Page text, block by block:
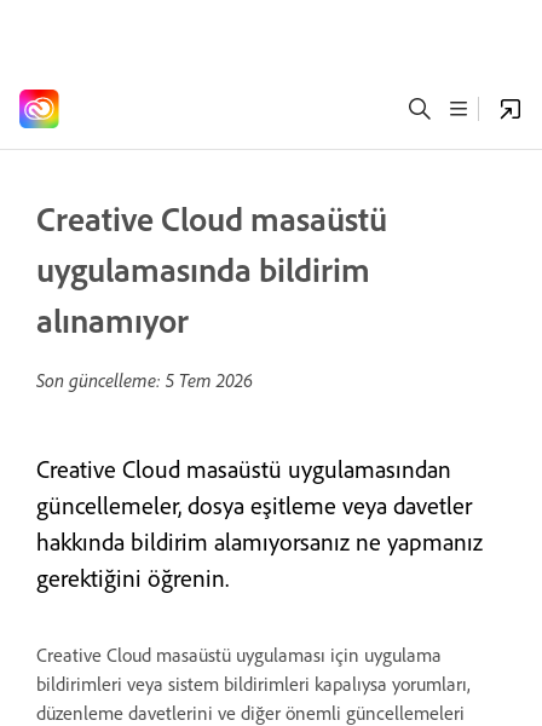
Creative Cloud masaüstü
uygulamasında bildirim
alınamıyor
Son güncelleme: 5 Tem 2026
Creative Cloud masaüstü uygulamasından
güncellemeler, dosya eşitleme veya davetler
hakkında bildirim alamıyorsanız ne yapmanız
gerektiğini öğrenin.
Creative Cloud masaüstü uygulaması için uygulama
bildirimleri veya sistem bildirimleri kapalıysa yorumları,
düzenleme davetlerini ve diğer önemli güncellemeleri